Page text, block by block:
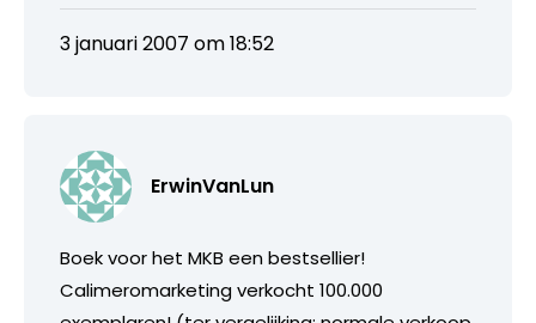
3 januari 2007 om 18:52
ErwinVanLun
Boek voor het MKB een bestsellier!
Calimeromarketing verkocht 100.000